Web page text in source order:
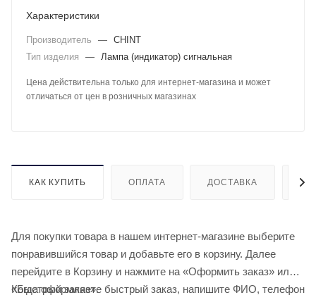
Характеристики
Производитель — CHINT
Тип изделия
— Лампа (индикатор) сигнальная
Цена действительна только для интернет-магазина и может
отличаться от цен в розничных магазинах
КАК КУПИТЬ ОПЛАТА ДОСТАВКА
Для покупки товара в нашем интернет-магазине выберите
понравившийся товар и добавьте его в корзину. Далее
перейдите в Корзину и нажмите на «Оформить заказ» или
«Быстрый заказ».
Когда оформляете быстрый заказ, напишите ФИО, телефон